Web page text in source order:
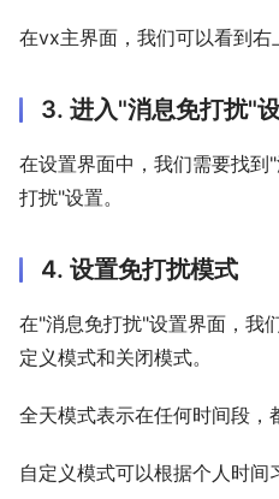
在vx主界面，我们可以看到右
3. 进入"消息免打扰"
在设置界面中，我们需要找
打扰"设置。
4. 设置免打扰模式
在"消息免打扰"设置界面，我
定义模式和关闭模式。
全天模式表示在任何时间段，
自定义模式可以根据个人时间